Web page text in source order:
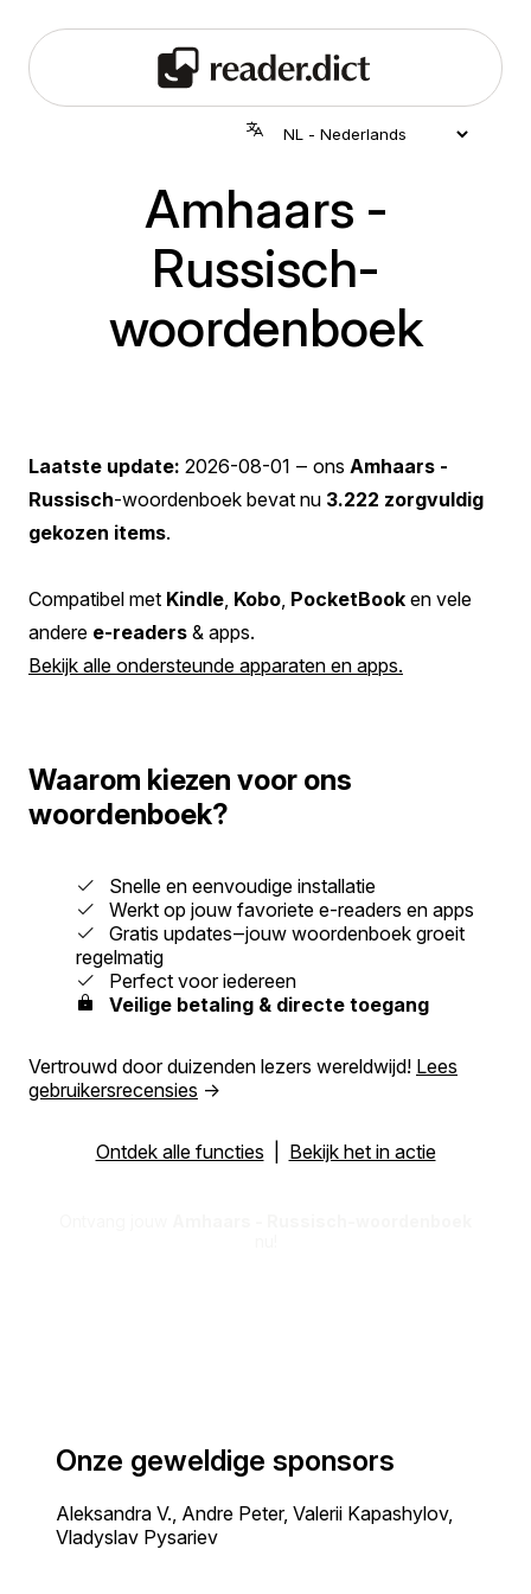
Amhaars -
Russisch-
woordenboek
Laatste update: 2026-08-01 ‒ ons Amhaars -
Russisch-woordenboek bevat nu 3.222 zorgvuldig
gekozen items.
Compatibel met Kindle Kobo PocketBook en vele
andere e-readers & apps.
Bekijk alle ondersteunde apparaten en apps.
Waarom kiezen voor ons
woordenboek?
Snelle en eenvoudige installatie
Werkt op jouw favoriete e-readers en apps
Gratis updates‒jouw woordenboek groeit
regelmatig
Perfect voor iedereen
Veilige betaling & directe toegang
Vertrouwd door duizenden lezers wereldwijd! Lees
gebruikersrecensies →
Ontdek alle functies Bekijk het in actie
Onze geweldige sponsors
Aleksandra V., Andre Peter, Valerii Kapashylov,
Vladyslav Pysariev